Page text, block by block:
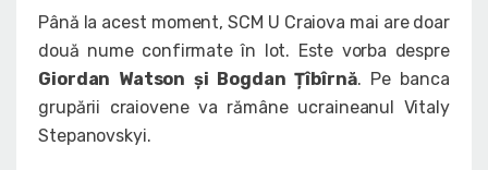
Până la acest moment, SCM U Craiova mai are doar
două nume confirmate în lot. Este vorba despre
Giordan Watson și Bogdan Țîbîrnă. Pe banca
grupării craiovene va rămâne ucraineanul Vitaly
Stepanovskyi.